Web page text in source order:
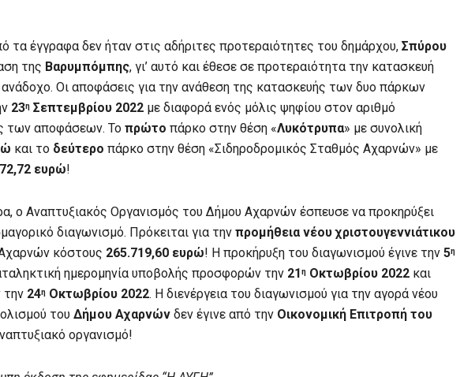
τα έγγραφα δεν ήταν στις αδήριτες προτεραιότητες του δημάρχου, Σπύρου
της Βαρυμπόμπης, γι’ αυτό και έθεσε σε προτεραιότητα την κατασκευή
ανάδοχο. Οι αποφάσεις για την ανάθεση της κατασκευής των δυο πάρκων
23η Σεπτεμβρίου 2022 με διαφορά ενός μόλις ψηφίου στον αριθμό
των αποφάσεων. Το πρώτο πάρκο στην θέση «Λυκότρυπα» με συνολική
και το δεύτερο πάρκο στην θέση «Σιδηροδρομικός Σταθμός Αχαρνών» με
ευρώ!
ο Αναπτυξιακός Οργανισμός του Δήμου Αχαρνών έσπευσε να προκηρύξει
διαγωνισμό. Πρόκειται για την προμήθεια νέου χριστουγεννιάτικου
κόστους 265.719,60 ευρώ! Η προκήρυξη του διαγωνισμού έγινε την 5η
ημερομηνία υποβολής προσφορών την 21η Οκτωβρίου 2022 και
24η Οκτωβρίου 2022. Η διενέργεια του διαγωνισμού για την αγορά νέου
του Δήμου Αχαρνών δεν έγινε από την Οικονομική Επιτροπή του
οργανισμό!